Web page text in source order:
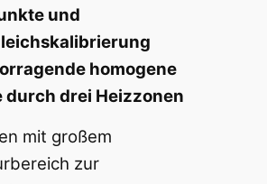
und
homogene
durch drei Heizzonen
mit großem
zur